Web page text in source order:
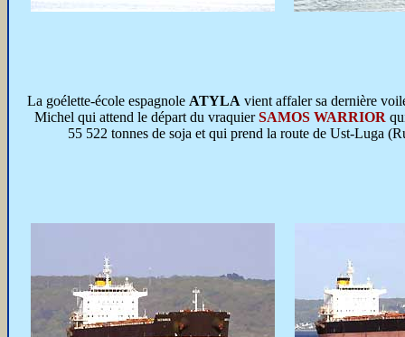
La goélette-école espagnole ATYLA vient affaler sa dernière
Michel qui attend le départ du vraquierSAMOS WARRIOR
55 522 tonnes de soja et qui prend la route de Ust-Luga